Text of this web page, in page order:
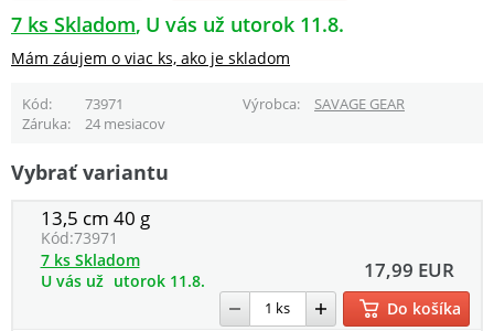
7 ks Skladom U vás už utorok 11.8.
Mám záujem o viac ks, ako je skladom
Kód 73971 Výrobca
SAVAGE GEAR
Záruka
24 mesiacov
Vybrať variantu
13,5 cm 40 g
Kód:73971
17,99 EUR
7 ks Skladom
U vás už utorok 11.8.
Do košíka